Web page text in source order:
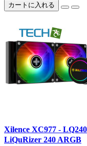
カートに入れる
Xilence XC977 -
LiQuRizer 240 ARGB